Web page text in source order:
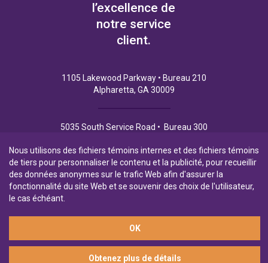
l’excellence de
notre service
client.
1105 Lakewood Parkway • Bureau 210
Alpharetta, GA 30009
5035 South Service Road • Bureau 300
Politique de Confidentialité
Filiale en propriété exclusive de la Banque Laurentienne
© 2026 Financement commercial Northpoint
Nous utilisons des fichiers témoins internes et des fichiers témoins
de tiers pour personnaliser le contenu et la publicité, pour recueillir
des données anonymes sur le trafic Web afin d'assurer la
fonctionnalité du site Web et se souvenir des choix de l'utilisateur,
le cas échéant.
OK
Obtenez plus de détails